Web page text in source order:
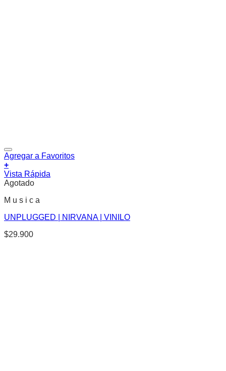
Agregar a Favoritos
+
Vista Rápida
Agotado
M u s i c a
UNPLUGGED | NIRVANA | VINILO
$29.900